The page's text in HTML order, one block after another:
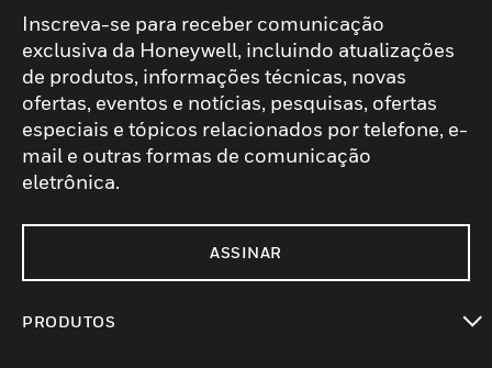
Inscreva-se para receber comunicação
exclusiva da Honeywell, incluindo atualizações
de produtos, informações técnicas, novas
ofertas, eventos e notícias, pesquisas, ofertas
especiais e tópicos relacionados por telefone, e-
mail e outras formas de comunicação
eletrônica.
ASSINAR
PRODUTOS